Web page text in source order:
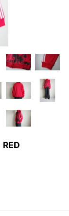
RED